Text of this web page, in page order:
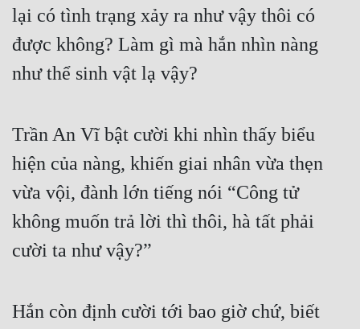
Trọng Sinh
Tu Tiên
Tội Phạm
Vô Địch
Võ Hiệp
Võng Du
Xuyên Nhanh
lại có tình trạng xảy ra như vậy thôi có
được không? Làm gì mà hắn nhìn nàng
như thể sinh vật lạ vậy?
Trần An Vĩ bật cười khi nhìn thấy biểu
hiện của nàng, khiến giai nhân vừa thẹn
vừa vội, đành lớn tiếng nói “Công tử
không muốn trả lời thì thôi, hà tất phải
cười ta như vậy?”
Hắn còn định cười tới bao giờ chứ, biết